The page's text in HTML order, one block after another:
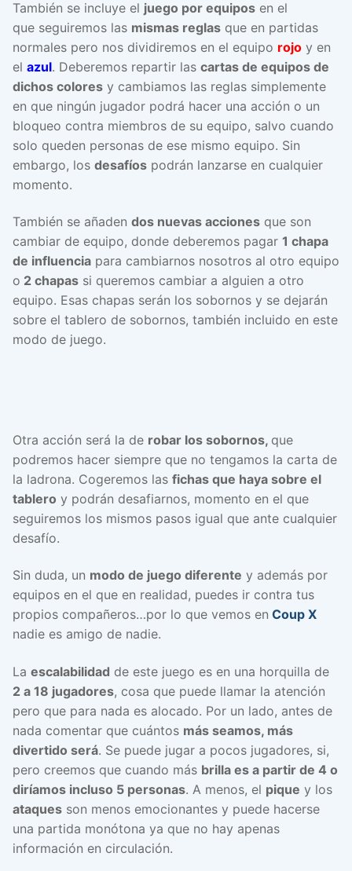
También se incluye el juego por equipos en el
que seguiremos las mismas reglas que en partidas
normales pero nos dividiremos en el equipo rojo y en
el azul. Deberemos repartir las cartas de equipos de
dichos colores y cambiamos las reglas simplemente
en que ningún jugador podrá hacer una acción o un
bloqueo contra miembros de su equipo, salvo cuando
solo queden personas de ese mismo equipo. Sin
embargo, los desafíos podrán lanzarse en cualquier
momento.
También se añaden dos nuevas acciones que son
cambiar de equipo, donde deberemos pagar 1 chapa
de influencia para cambiarnos nosotros al otro equipo
o 2 chapas si queremos cambiar a alguien a otro
equipo. Esas chapas serán los sobornos y se dejarán
sobre el tablero de sobornos, también incluido en este
modo de juego.
Otra acción será la de robar los sobornos, que
podremos hacer siempre que no tengamos la carta de
la ladrona. Cogeremos las fichas que haya sobre el
tablero y podrán desafiarnos, momento en el que
seguiremos los mismos pasos igual que ante cualquier
desafío.
Sin duda, un modo de juego diferente y además por
equipos en el que en realidad, puedes ir contra tus
propios compañeros…por lo que vemos en Coup X
nadie es amigo de nadie.
La escalabilidad de este juego es en una horquilla de
2 a 18 jugadores, cosa que puede llamar la atención
pero que para nada es alocado. Por un lado, antes de
nada comentar que cuántos más seamos, más
divertido será. Se puede jugar a pocos jugadores, si,
pero creemos que cuando más brilla es a partir de 4 o
diríamos incluso 5 personas. A menos, el pique y los
ataques son menos emocionantes y puede hacerse
una partida monótona ya que no hay apenas
información en circulación.